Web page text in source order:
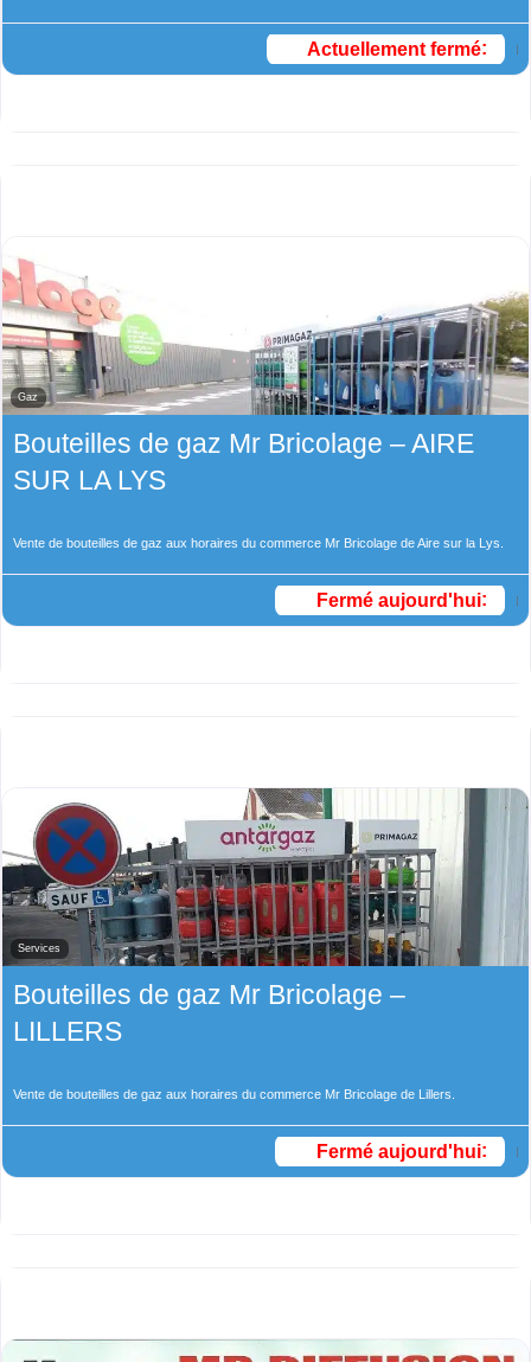
Actuellement fermé:
Gaz
Bouteilles de gaz Mr Bricolage – AIRE
SUR LA LYS
Vente de bouteilles de gaz aux horaires du commerce Mr Bricolage de Aire sur la Lys.
Fermé aujourd'hui:
Services
Bouteilles de gaz Mr Bricolage –
LILLERS
Vente de bouteilles de gaz aux horaires du commerce Mr Bricolage de Lillers.
Fermé aujourd'hui: